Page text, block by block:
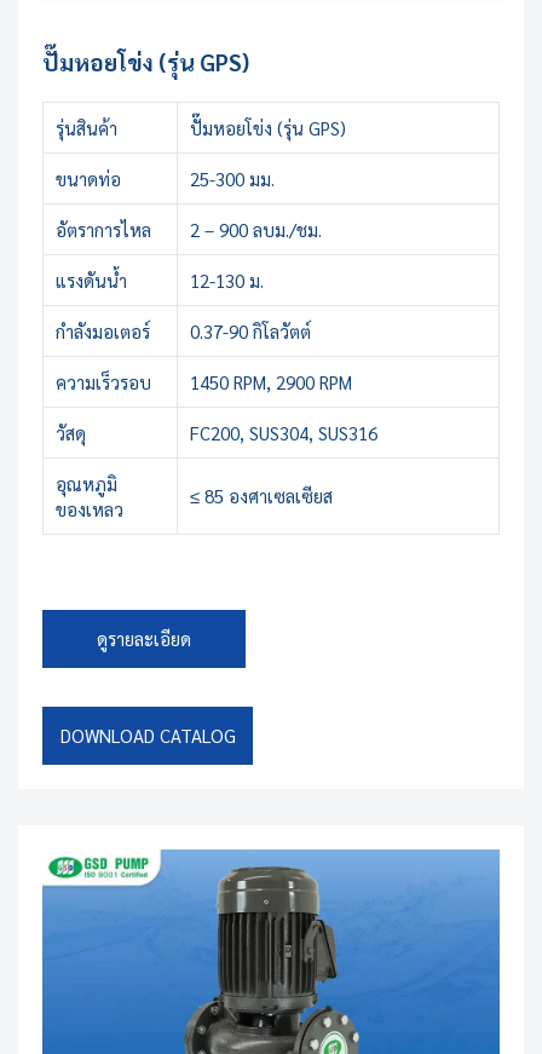
ปั๊มหอยโข่ง (รุ่น GPS)
รุ่นสินค้า ปั๊มหอยโข่ง (รุ่น GPS)
ขนาดท่อ 25-300 มม.
อัตราการไหล 2 – 900 ลบม./ชม.
แรงดันน้ำ 12-130 ม.
กำลังมอเตอร์ 0.37-90 กิโลวัตต์
ความเร็วรอบ 1450 RPM, 2900 RPM
วัสดุ FC200, SUS304, SUS316
อุณหภูมิ
ของเหลว
≤ 85 องศาเซลเซียส
ดูรายละเอียด
DOWNLOAD CATALOG